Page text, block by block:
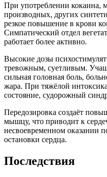
При употреблении кокаина,
производных, других
резкое повышение в крови
Симпатический отдел
работает более активно.
Высокие дозы
тревожным, суетливым.
сильная головная боль,
жара. При тяжёлой
состояние, судорожный
Передозировка создаёт
мышцу, что приводит к
несвоевременном оказании
остановки сердца.
Последствия